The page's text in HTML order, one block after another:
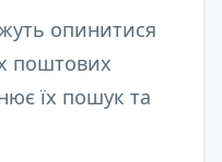
опинитися
поштових
їх пошук та